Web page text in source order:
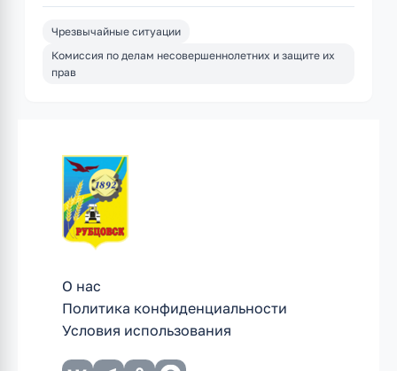
Чрезвычайные ситуации
Комиссия по делам несовершеннолетних и защите их
прав
О нас
Политика конфиденциальности
Условия использования